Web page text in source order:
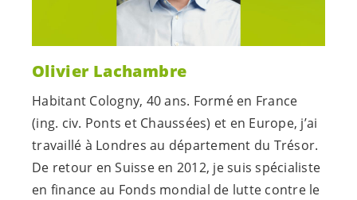
Olivier Lachambre
Habitant Cologny, 40 ans. Formé en France
(ing. civ. Ponts et Chaussées) et en Europe, j’ai
travaillé à Londres au département du Trésor.
De retour en Suisse en 2012, je suis spécialiste
en finance au Fonds mondial de lutte contre le